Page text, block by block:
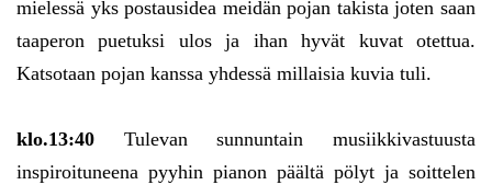
mielessä yks postausidea meidän pojan takista joten saan
taaperon puetuksi ulos ja ihan hyvät kuvat otettua.
Katsotaan pojan kanssa yhdessä millaisia kuvia tuli.
klo.13:40 Tulevan sunnuntain musiikkivastuusta
inspiroituneena pyyhin pianon päältä pölyt ja soittelen